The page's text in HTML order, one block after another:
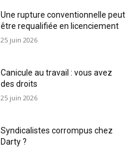
Une rupture conventionnelle peut
être requalifiée en licenciement
25 juin 2026
Canicule au travail : vous avez
des droits
25 juin 2026
Syndicalistes corrompus chez
Darty ?